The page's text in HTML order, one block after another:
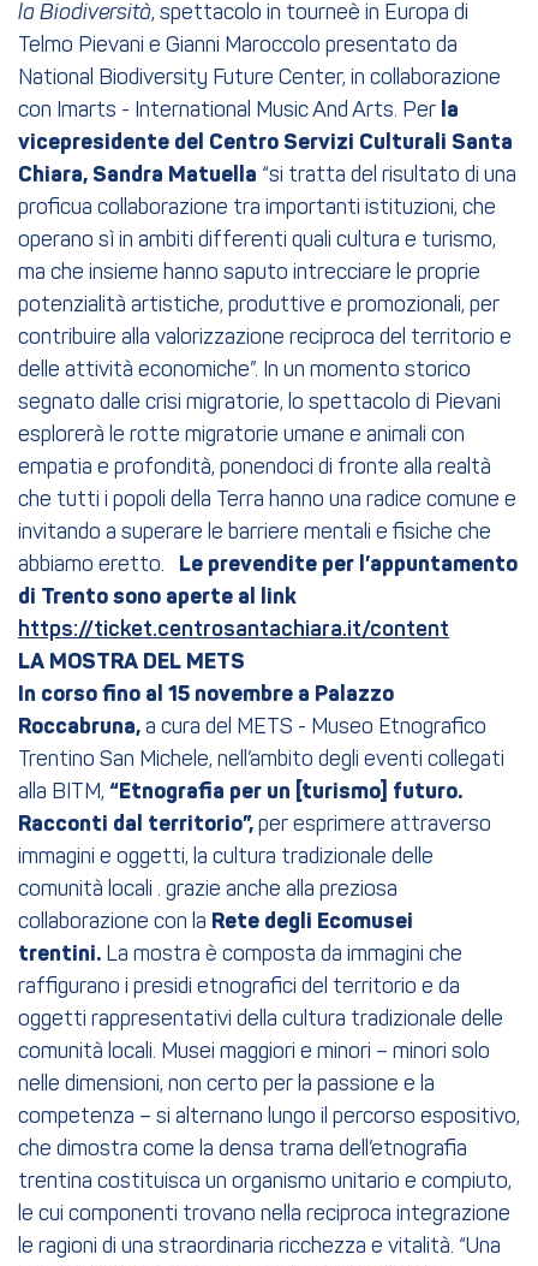
la Biodiversità, spettacolo in tourneè in Europa di
Telmo Pievani e Gianni Maroccolo presentato da
National Biodiversity Future Center, in collaborazione
con Imarts - International Music And Arts. Per la
vicepresidente del Centro Servizi Culturali Santa
Chiara, Sandra Matuella “si tratta del risultato di una
proficua collaborazione tra importanti istituzioni, che
operano sì in ambiti differenti quali cultura e turismo,
ma che insieme hanno saputo intrecciare le proprie
potenzialità artistiche, produttive e promozionali, per
contribuire alla valorizzazione reciproca del territorio e
delle attività economiche”. In un momento storico
segnato dalle crisi migratorie, lo spettacolo di Pievani
esplorerà le rotte migratorie umane e animali con
empatia e profondità, ponendoci di fronte alla realtà
che tutti i popoli della Terra hanno una radice comune e
invitando a superare le barriere mentali e fisiche che
abbiamo eretto. Le prevendite per l’appuntamento
di Trento sono aperte al link
https://ticket.centrosantachiara.it/content
LA MOSTRA DEL METS
In corso fino al 15 novembre a Palazzo
Roccabruna, a cura del METS - Museo Etnografico
Trentino San Michele, nell’ambito degli eventi collegati
alla BITM, “Etnografia per un [turismo] futuro.
Racconti dal territorio”, per esprimere attraverso
immagini e oggetti, la cultura tradizionale delle
comunità locali . grazie anche alla preziosa
collaborazione con la Rete degli Ecomusei
trentini. La mostra è composta da immagini che
raffigurano i presidi etnografici del territorio e da
oggetti rappresentativi della cultura tradizionale delle
comunità locali. Musei maggiori e minori – minori solo
nelle dimensioni, non certo per la passione e la
competenza – si alternano lungo il percorso espositivo,
che dimostra come la densa trama dell’etnografia
trentina costituisca un organismo unitario e compiuto,
le cui componenti trovano nella reciproca integrazione
le ragioni di una straordinaria ricchezza e vitalità. “Una